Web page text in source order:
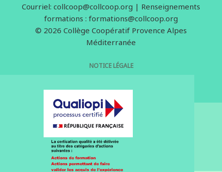
Courriel: collcoop@collcoop.org | Renseignements
formations : formations@collcoop.org
© 2026 Collège Coopératif Provence Alpes
Méditerranée
NOTICE LÉGALE